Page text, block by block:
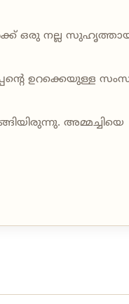
ഒരു നല്ല
ഉറക്കെയുള്ള
അമ്മച്ചിയെ